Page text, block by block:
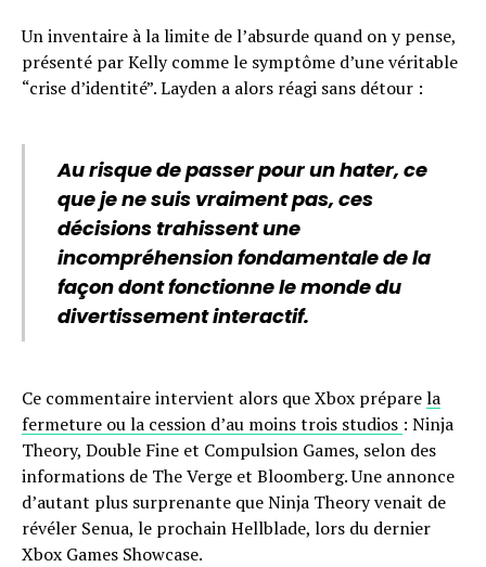
Un inventaire à la limite de l’absurde quand on y pense,
présenté par Kelly comme le symptôme d’une véritable
“crise d’identité”. Layden a alors réagi sans détour :
Au risque de passer pour un hater, ce
que je ne suis vraiment pas, ces
décisions trahissent une
incompréhension fondamentale de la
façon dont fonctionne le monde du
divertissement interactif.
Ce commentaire intervient alors que Xbox préparela
fermeture ou la cession d’au moins trois studios : Ninja
Theory, Double Fine et Compulsion Games, selon des
informations de The Verge et Bloomberg. Une annonce
d’autant plus surprenante que Ninja Theory venait de
révéler Senua, le prochain Hellblade, lors du dernier
Xbox Games Showcase.